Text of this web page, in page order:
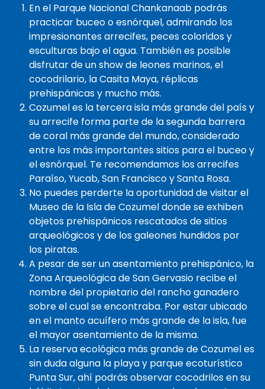
En el Parque Nacional Chankanaab podrás
practicar buceo o esnórquel, admirando los
impresionantes arrecifes, peces coloridos y
esculturas bajo el agua. También es posible
disfrutar de un show de leones marinos, el
cocodrilario, la Casita Maya, réplicas
prehispánicas y mucho más.
Cozumel es la tercera isla más grande del país y
su arrecife forma parte de la segunda barrera
de coral más grande del mundo, considerado
entre los más importantes sitios para el buceo y
el esnórquel. Te recomendamos los arrecifes
Paraíso, Yucab, San Francisco y Santa Rosa.
No puedes perderte la oportunidad de visitar el
Museo de la Isla de Cozumel donde se exhiben
objetos prehispánicos rescatados de sitios
arqueológicos y de los galeones hundidos por
los piratas.
A pesar de ser un asentamiento prehispánico, la
Zona Arqueológica de San Gervasio recibe el
nombre del propietario del rancho ganadero
sobre el cual se encontraba. Por estar ubicado
en el manto acuífero más grande de la isla, fue
el mayor asentamiento de la misma.
La reserva ecológica más grande de Cozumel es
sin duda alguna la playa y parque ecoturístico
Punta Sur, ahí podrás observar cocodrilos en su